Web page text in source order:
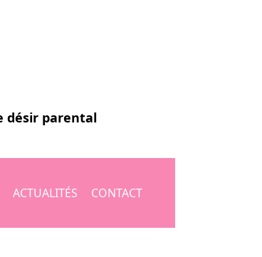
désir parental
ACTUALITÉS CONTACT